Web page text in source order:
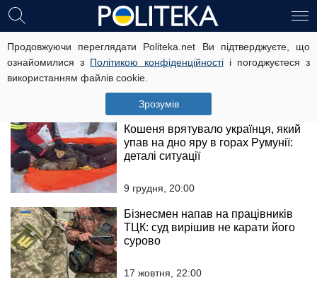
Продовжуючи переглядати Politeka.net Ви підтверджуєте, що
ознайомилися з Політикою конфіденційностіі погоджуєтеся з
використанням файлів cookie.
Зрозумів
У Карпатах чоловікам з
донецькими паспортами
відмовили в обслуговуванні: що
кажуть обидві сторони конфлікту
29 січня, 13:00
Кошеня врятувало українця, який
упав на дно яру в горах Румунії:
деталі ситуації
9 грудня, 20:00
Бізнесмен напав на працівників
ТЦК: суд вирішив не карати його
сурово
17 жовтня, 22:00